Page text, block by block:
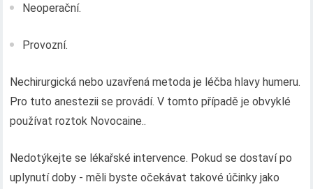
Neoperační.
Provozní.
Nechirurgická nebo uzavřená metoda je léčba hlavy humeru.
Pro tuto anestezii se provádí. V tomto případě je obvyklé
používat roztok Novocaine..
Nedotýkejte se lékařské intervence. Pokud se dostaví po
uplynutí doby - měli byste očekávat takové účinky jako